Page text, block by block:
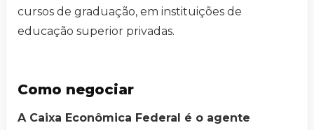
cursos de graduação, em instituições de
educação superior privadas.
Como negociar
A Caixa Econômica Federal é o agente